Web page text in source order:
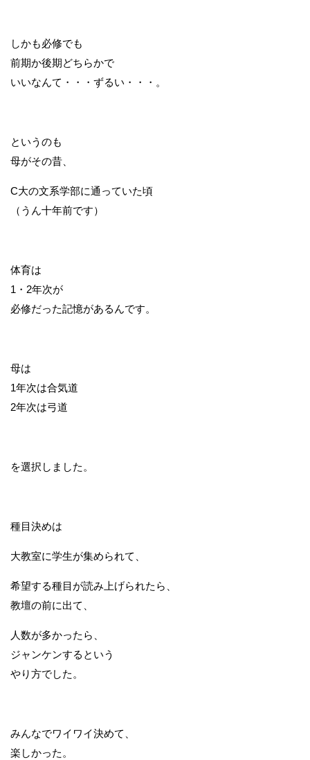
しかも必修でも
前期か後期どちらかで
いいなんて・・・ずるい・・・。
というのも
母がその昔、
C大の文系学部に通っていた頃
（うん十年前です）
体育は
1・2年次が
必修だった記憶があるんです。
母は
1年次は合気道
2年次は弓道
を選択しました。
種目決めは
大教室に学生が集められて、
希望する種目が読み上げられたら、
教壇の前に出て、
人数が多かったら、
ジャンケンするという
やり方でした。
みんなでワイワイ決めて、
楽しかった。